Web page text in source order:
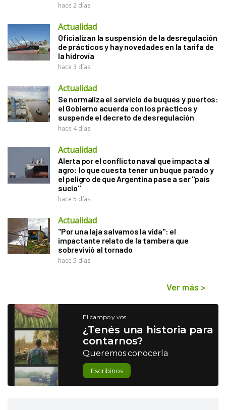
hace 2 días
Actualidad
Oficializan la suspensión de la desregulación
de prácticos y hay novedades en la tarifa de
la hidrovía
hace 3 días
Actualidad
Se normaliza el servicio de buques y puertos:
el Gobierno acuerda con los prácticos y
suspende el decreto de desregulación
hace 4 días
Actualidad
Alerta por el conflicto naval que impacta al
agro: lo que cuesta tener un buque parado y
el peligro de que Argentina pase a ser "país
sucio"
hace 5 días
Actualidad
"Por una laja salvamos la vida": el
impactante relato de la tambera que
sobrevivió al tornado
hace 5 días
Ver más >
El campo y vos
¿Tenés una historia para
contarnos?
Queremos conocerla
Escribinos